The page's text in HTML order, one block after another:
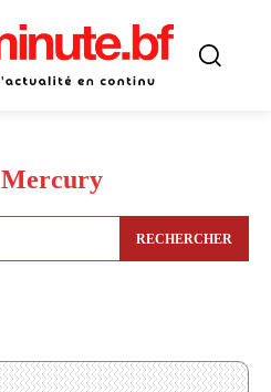
Mercury
RECHERCHER